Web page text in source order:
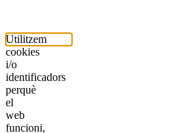
Utilitzem
cookies
i/o
identificadors
perquè
el
web
funcioni,